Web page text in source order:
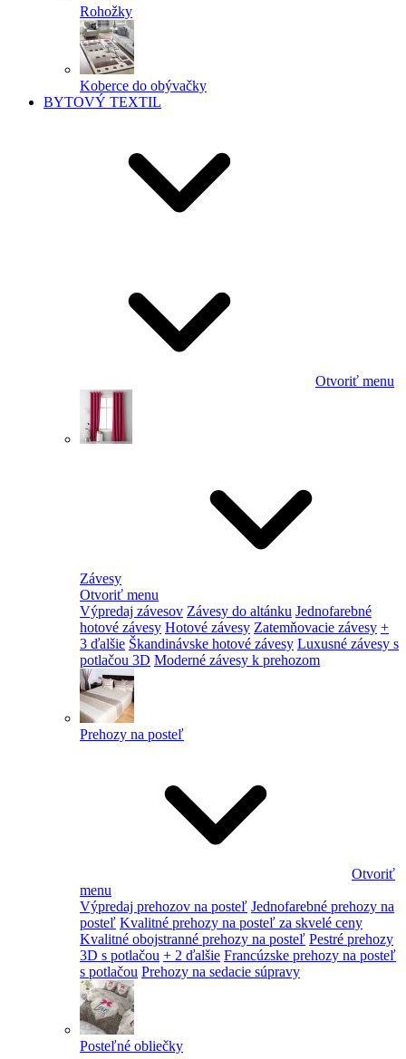
Rohožky
Koberce do obývačky
BYTOVÝ TEXTIL
Otvoriť menu
Závesy
Otvoriť menu
Výpredaj závesov Závesy do altánku Jednofarebné
hotové závesy Hotové závesy Zatemňovacie závesy +
3 ďalšie Škandinávske hotové závesy Luxusné závesy s
potlačou 3D Moderné závesy k prehozom
Prehozy na posteľ
Otvoriť
menu
Výpredaj prehozov na posteľ Jednofarebné prehozy na
posteľ Kvalitné prehozy na posteľ za skvelé ceny
Kvalitné obojstranné prehozy na posteľ Pestré prehozy
3D s potlačou + 2 ďalšie Francúzske prehozy na posteľ
s potlačou Prehozy na sedacie súpravy
Posteľné obliečky